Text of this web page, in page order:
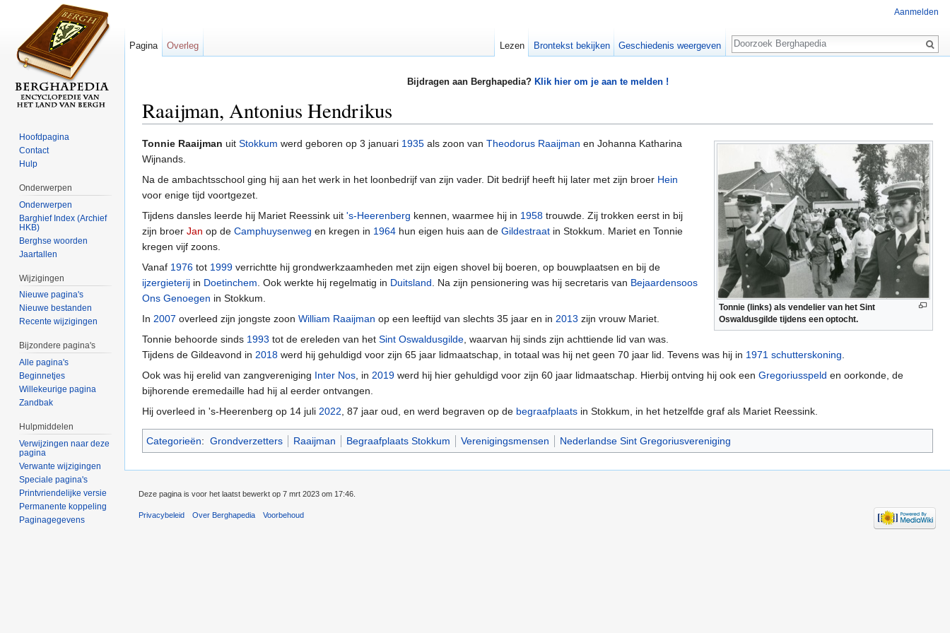
Bijdragen aan Berghapedia? Klik hier om je aan te melden !
Raaijman, Antonius Hendrikus
Tonnie (links) als vendelier van het Sint
Oswaldusgilde tijdens een optocht.
Tonnie Raaijman uit Stokkum werd geboren op 3 januari 1935 als zoon van Theodorus Raaijman en Johanna Katharina
Wijnands.
Na de ambachtsschool ging hij aan het werk in het loonbedrijf van zijn vader. Dit bedrijf heeft hij later met zijn broer Hein
voor enige tijd voortgezet.
Tijdens dansles leerde hij Mariet Reessink uit 's-Heerenberg kennen, waarmee hij in 1958 trouwde. Zij trokken eerst in bij
zijn broer Jan op de Camphuysenweg en kregen in 1964 hun eigen huis aan de Gildestraat in Stokkum. Mariet en Tonnie
kregen vijf zoons.
Vanaf 1976 tot 1999 verrichtte hij grondwerkzaamheden met zijn eigen shovel bij boeren, op bouwplaatsen en bij de
ijzergieterij in Doetinchem. Ook werkte hij regelmatig in Duitsland. Na zijn pensionering was hij secretaris van Bejaardensoos
Ons Genoegen in Stokkum.
In 2007 overleed zijn jongste zoon William Raaijman op een leeftijd van slechts 35 jaar en in 2013 zijn vrouw Mariet.
Tonnie behoorde sinds 1993 tot de ereleden van het Sint Oswaldusgilde, waarvan hij sinds zijn achttiende lid van was.
Tijdens de Gildeavond in 2018 werd hij gehuldigd voor zijn 65 jaar lidmaatschap, in totaal was hij net geen 70 jaar lid. Tevens was hij in 1971 schutterskoning.
Ook was hij erelid van zangvereniging Inter Nos, in 2019 werd hij hier gehuldigd voor zijn 60 jaar lidmaatschap. Hierbij ontving hij ook een Gregoriusspeld en oorkonde, de
bijhorende eremedaille had hij al eerder ontvangen.
Hij overleed in 's-Heerenberg op 14 juli 2022, 87 jaar oud, en werd begraven op de begraafplaats in Stokkum, in het hetzelfde graf als Mariet Reessink.
Categorieën: Grondverzetters Raaijman Begraafplaats Stokkum Verenigingsmensen Nederlandse Sint Gregoriusvereniging
Aanmelden
Pagina Overleg Lezen Brontekst bekijken Geschiedenis weergeven
Zoeken
Hoofdpagina
Contact
Hulp
Onderwerpen
Onderwerpen
Barghief Index (Archief
HKB)
Berghse woorden
Jaartallen
Wijzigingen
Nieuwe pagina's
Nieuwe bestanden
Recente wijzigingen
Bijzondere pagina's
Alle pagina's
Beginnetjes
Willekeurige pagina
Zandbak
Hulpmiddelen
Verwijzingen naar deze
pagina
Verwante wijzigingen
Speciale pagina's
Printvriendelijke versie
Permanente koppeling
Paginagegevens
Deze pagina is voor het laatst bewerkt op 7 mrt 2023 om 17:46.
Privacybeleid Over Berghapedia Voorbehoud